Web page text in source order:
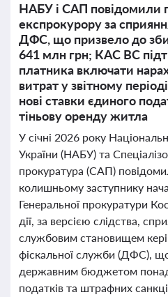
НАБУ і САП повідомили
експрокурору за
ДФС, що призвело до
641 млн грн; КАС ВС
платника включати
витрат у звітному
нові ставки єдиного
тіньову оренду житла
У січні 2026 року
України (НАБУ) та
прокуратура (САП)
колишньому заступнику
Генеральної прокуратури
дії, за версією слідства,
службовим становищем
фіскальної служби (ДФС),
державним бюджетом
податків та штрафних